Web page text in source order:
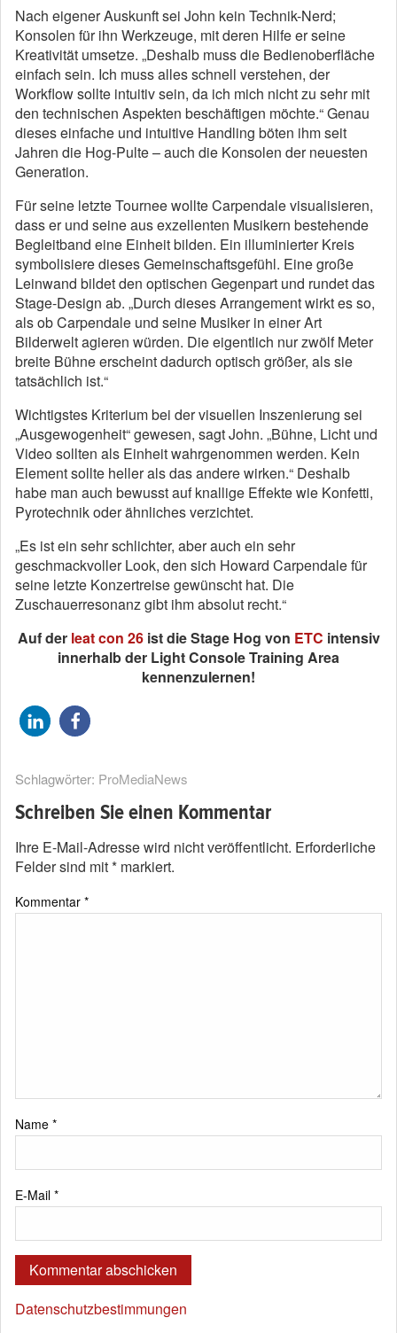
Nach eigener Auskunft sei John kein Technik-Nerd;
Konsolen für ihn Werkzeuge, mit deren Hilfe er seine
Kreativität umsetze. „Deshalb muss die Bedienoberfläche
einfach sein. Ich muss alles schnell verstehen, der
Workflow sollte intuitiv sein, da ich mich nicht zu sehr mit
den technischen Aspekten beschäftigen möchte.“ Genau
dieses einfache und intuitive Handling böten ihm seit
Jahren die Hog-Pulte – auch die Konsolen der neuesten
Generation.
Für seine letzte Tournee wollte Carpendale visualisieren,
dass er und seine aus exzellenten Musikern bestehende
Begleitband eine Einheit bilden. Ein illuminierter Kreis
symbolisiere dieses Gemeinschaftsgefühl. Eine große
Leinwand bildet den optischen Gegenpart und rundet das
Stage-Design ab. „Durch dieses Arrangement wirkt es so,
als ob Carpendale und seine Musiker in einer Art
Bilderwelt agieren würden. Die eigentlich nur zwölf Meter
breite Bühne erscheint dadurch optisch größer, als sie
tatsächlich ist.“
Wichtigstes Kriterium bei der visuellen Inszenierung sei
„Ausgewogenheit“ gewesen, sagt John. „Bühne, Licht und
Video sollten als Einheit wahrgenommen werden. Kein
Element sollte heller als das andere wirken.“ Deshalb
habe man auch bewusst auf knallige Effekte wie Konfetti,
Pyrotechnik oder ähnliches verzichtet.
„Es ist ein sehr schlichter, aber auch ein sehr
geschmackvoller Look, den sich Howard Carpendale für
seine letzte Konzertreise gewünscht hat. Die
Zuschauerresonanz gibt ihm absolut recht.“
Auf der leat con 26ist die Stage Hog von ETC intensiv
innerhalb der Light Console Training Area
kennenzulernen!
Schlagwörter: ProMediaNews
Schreiben Sie einen Kommentar
Ihre E-Mail-Adresse wird nicht veröffentlicht. Erforderliche
Felder sind mit* markiert.
Kommentar *
Name *
E-Mail *
Datenschutzbestimmungen